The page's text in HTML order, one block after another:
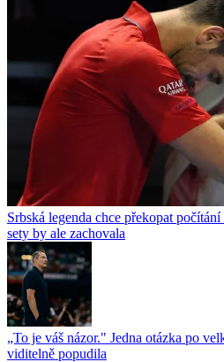
Srbská legenda chce překopat
sety by ale zachovala
„To je váš názor." Jedna otázka po
viditelně popudila